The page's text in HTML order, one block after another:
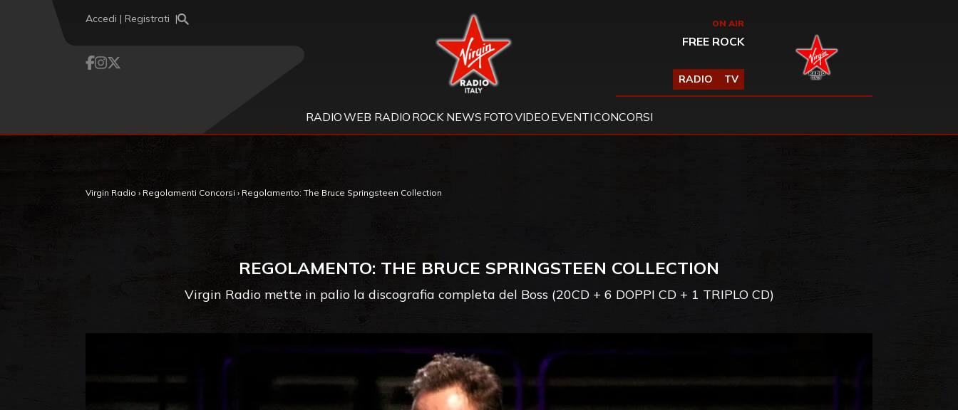
Accedi | Registrati Virgin Radio ON AIR
FREE ROCK
RADIO TV
RADIOWEB RADIO ROCK NEWS FOTOVIDEO EVENTICONCORSI
Virgin Radio › Regolamenti Concorsi › Regolamento: The Bruce Springsteen Collection
REGOLAMENTO: THE BRUCE SPRINGSTEEN COLLECTION
Virgin Radio mette in palio la discografia completa del Boss (20CD + 6 DOPPI CD + 1 TRIPLO CD)